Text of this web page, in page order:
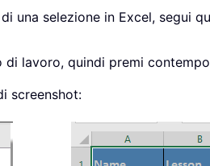
una selezione in Excel, segui
lavoro, quindi premi
screenshot: